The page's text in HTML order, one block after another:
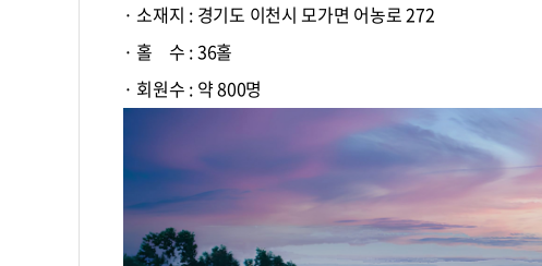
· 소재지 : 경기도 이천시 모가면 어농로 272
· 홀 수 : 36홀
· 회원수 : 약 800명